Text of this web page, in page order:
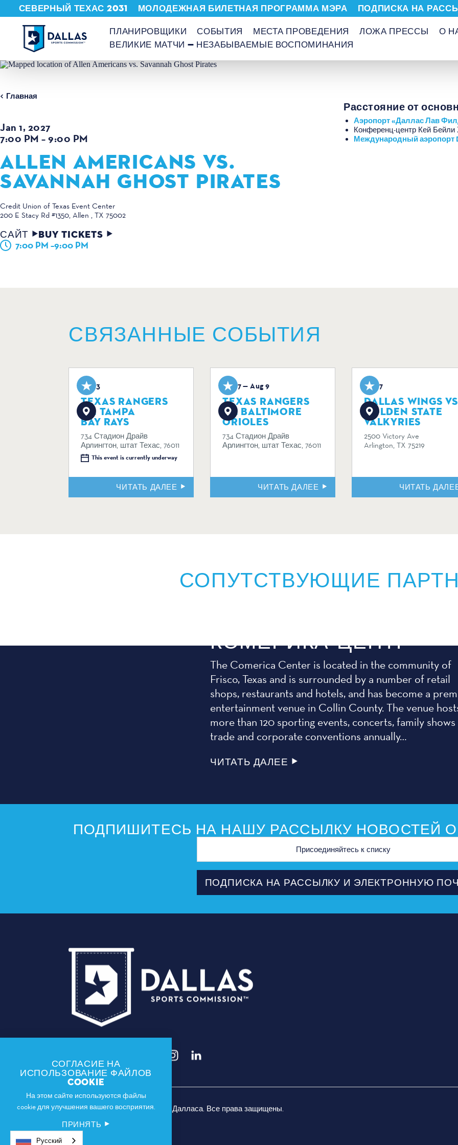
Перейти к содержанию
ПЛАНИРОВЩИКИ СОБЫТИЯ МЕСТА ПРОВЕДЕНИЯ ЛОЖА ПРЕССЫ
О
ВЕЛИКИЕ МАТЧИ — НЕЗАБЫВАЕМЫЕ ВОСПОМИНАНИЯ
СЕВЕРНЫЙ ТЕХАС 2031 МОЛОДЕЖНАЯ БИЛЕТНАЯ ПРОГРАММА МЭРА ПОДПИСКА НА
Главная
Jan 1, 2027
7:00 PM – 9:00 PM
ALLEN AMERICANS VS.
SAVANNAH GHOST PIRATES
Credit Union of Texas Event Center
200 E Stacy Rd #1350 Allen , TX 75002
САЙТ BUY TICKETS
7:00 PM –9:00 PM
Расстояние от
Аэропорт «Даллас Лав
Конференц-центр Кей Бейли
Международный аэропорт
СВЯЗАННЫЕ СОБЫТИЯ
Aug 3
TEXAS RANGERS
VS. TAMPA
BAY RAYS
734 Стадион Драйв
Арлингтон, штат Техас, 76011
This event is currently underway
ЧИТАТЬ ДАЛЕЕ
Aug 7 — Aug 9
TEXAS RANGERS
VS. BALTIMORE
ORIOLES
734 Стадион Драйв
Арлингтон, штат Техас, 76011
ЧИТАТЬ ДАЛЕЕ
Aug 7
DALLAS WINGS
GOLDEN STATE
VALKYRIES
2500 Victory Ave
Arlington, TX 75219
ЧИТАТЬ
СОПУТСТВУЮЩИЕ
КОМЕРИКА-ЦЕНТР
The Comerica Center is located in the community of
Frisco, Texas and is surrounded by a number of retail
shops, restaurants and hotels, and has become a
entertainment venue in Collin County. The venue
more than 120 sporting events, concerts, family shows
trade and corporate conventions annually…
ЧИТАТЬ ДАЛЕЕ
ПОДПИШИТЕСЬ НА НАШУ РАССЫЛКУ НОВОСТЕЙ
Адрес
ПОДПИСКА НА РАССЫЛКУ И ЭЛЕКТРОННУЮ
© 2026 Спортивная комиссия Далласа. Все права защищены.
СОГЛАСИЕ НА
ИСПОЛЬЗОВАНИЕ ФАЙЛОВ
COOKIE
На этом сайте используются файлы
cookie для улучшения вашего восприятия.
ПРИНЯТЬ
Русский